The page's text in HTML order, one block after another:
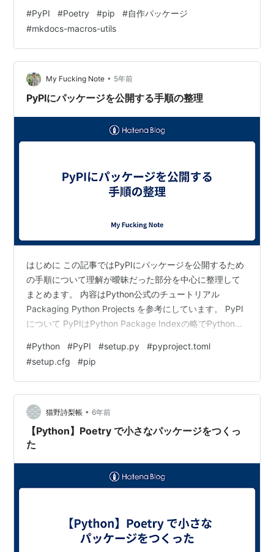
ートされ、pyproject.tomlは[project]セクションでプロジ
ェクト情報を管理するようになりました。1 ver2.0.0より
前のバージョンでは[tool.poetry]セクションで管理する仕
様のため利用状況に合わせてpypr…
#PyPI #Poetry #pip #自作パッケージ
#mkdocs-macros-utils
My Fucking Note • 5年前
PyPIにパッケージを公開する手順の整理
はじめに この記事ではPyPIにパッケージを公開するため
の手順について理解が曖昧だった部分を中心に整理して
まとめます。 内容はPython公式のチュートリアル
Packaging Python Projects を参考にしています。 PyPI
について PyPIはPython Package Indexの略でPythonの
ってインストールするパッケージはPyPIに登録されてい
ます。 PyPIにパッケージを登録する場合はDjangoや
requestsのような他のパッケージと重複しない一意なパ
ッケージ名が必要になります。 パッケージの公開方法 …
#Python #PyPI #setup.py #pyproject.toml
#setup.cfg #pip
猫野詩梨帳 • 6年前
【Python】Poetry で小さなパッケージをつくっ
た